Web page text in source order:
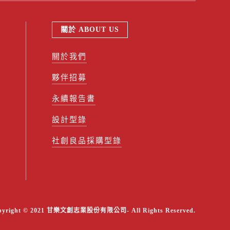
關於 ABOUT US
關於我們
夥伴招募
永續報告書
設計型錄
社創良品採購型錄
© 2021 甘樂文創志業股份有限公司- All Rights Reserved.